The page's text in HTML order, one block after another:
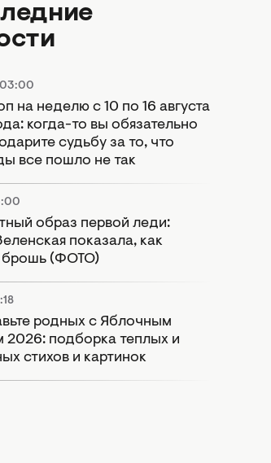
на неделю с 10 по 16 августа
когда-то вы обязательно
судьбу за то, что
все пошло не так
образ первой леди:
показала, как
брошь (ФОТО)
родных с Яблочным
2026: подборка теплых и
стихов и картинок